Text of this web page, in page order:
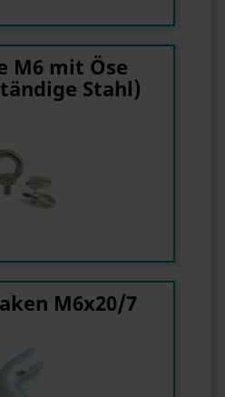
M6 mit Öse
Stahl)
M6x20/7